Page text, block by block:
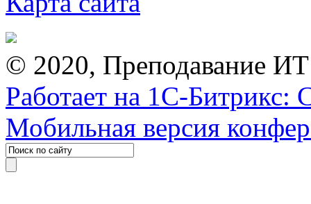
© 2020, Преподавание
Работает на 1С-Битрикс:
Мобильная версия